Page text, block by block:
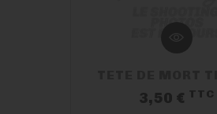
3,50 € TTC